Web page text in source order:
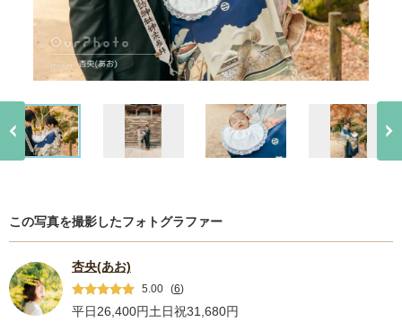
この写真を撮影したフォトグラファー
杏央(あお)
5.00 (6)
平日26,400円土日祝31,680円